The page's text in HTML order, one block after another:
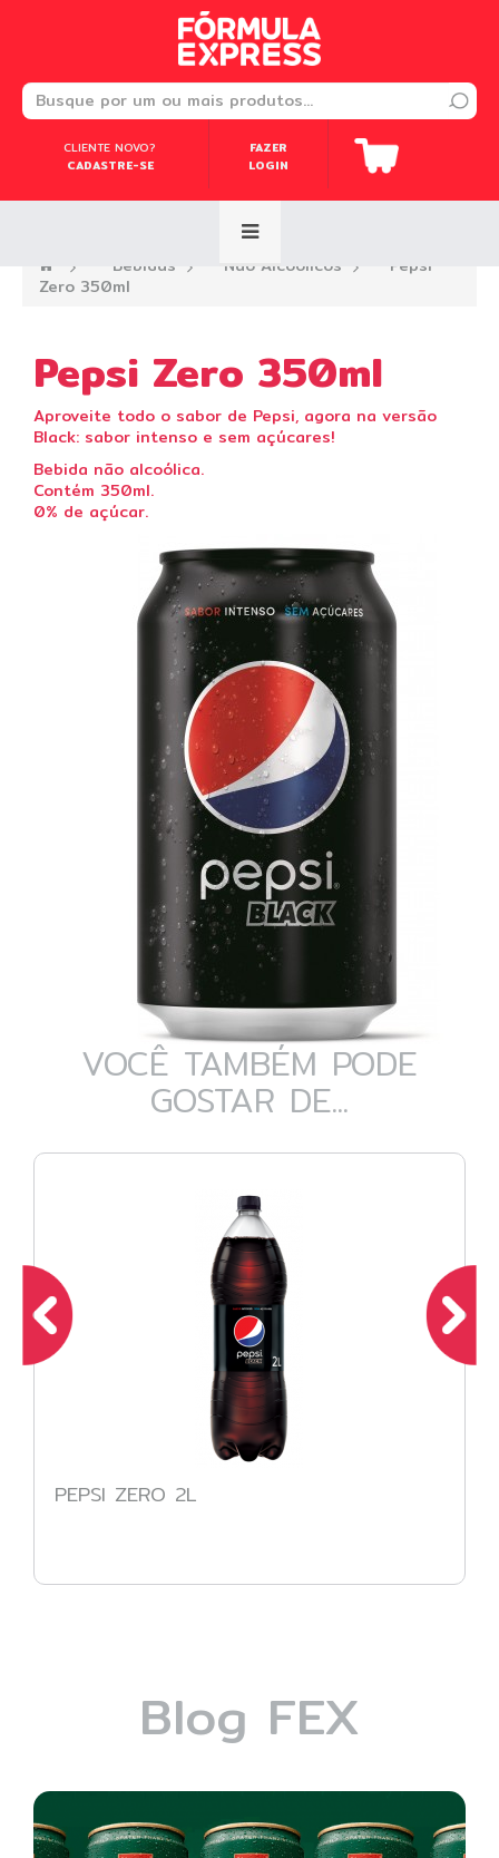
CLIENTE NOVO?
CADASTRE-SE
FAZER
LOGIN
—› Bebidas —› Não Alcoólicos —›
Pepsi
Zero 350ml
Pepsi Zero 350ml
Aproveite todo o sabor de Pepsi, agora na versão
Black: sabor intenso e sem açúcares!
Bebida não alcoólica.
Contém 350ml.
0% de açúcar.
VOCÊ TAMBÉM PODE
GOSTAR DE...
PEPSI ZERO 2L
Blog FEX
CLIENTE NOVO?
CADASTRE-SE
FAZER
LOGIN